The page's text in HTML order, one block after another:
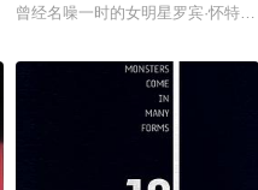
顾家老爷子非常焦心。 顾睿遭黑
近灭亡，但残存的部队依旧火力
7723（韩莹棣 配音），因缘际
曾经名噪一时的女明星罗宾·怀特